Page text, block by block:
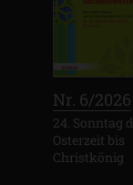
Nr. 6/2026
24. Sonntag
Osterzeit bis
Christkönig